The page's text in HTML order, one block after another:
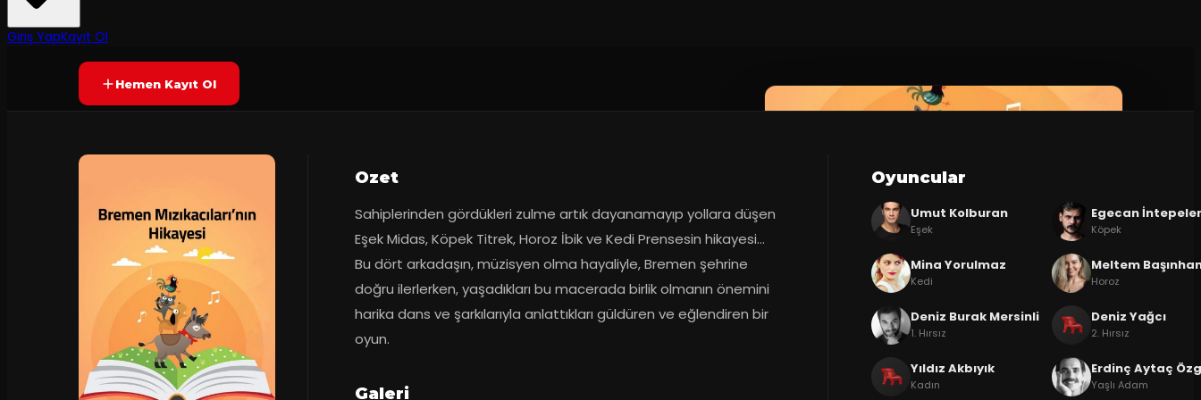
Giriş YapKayıt OlYAKINDA
Hemen Kayıt Ol
Ozet
Sahiplerinden gördükleri zulme artık dayanamayıp yollara düşen
Eşek Midas, Köpek Titrek, Horoz İbik ve Kedi Prensesin hikayesi…
Bu dört arkadaşın, müzisyen olma hayaliyle, Bremen şehrine
doğru ilerlerken, yaşadıkları bu macerada birlik olmanın önemini
harika dans ve şarkılarıyla anlattıkları güldüren ve eğlendiren bir
oyun.
Galeri
Oyuncular
Umut Kolburan
Eşek
Egecan
Köpek
Mina Yorulmaz
Kedi
Meltem
Horoz
Deniz Burak Mersinli
1. Hırsız
Deniz Yağcı
2. Hırsız
Yıldız Akbıyık
Kadın
Erdinç Aytaç
Yaşlı Adam